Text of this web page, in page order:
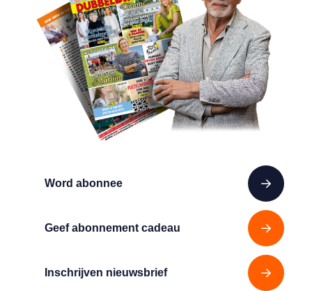
Word abonnee
Geef abonnement cadeau
Inschrijven nieuwsbrief